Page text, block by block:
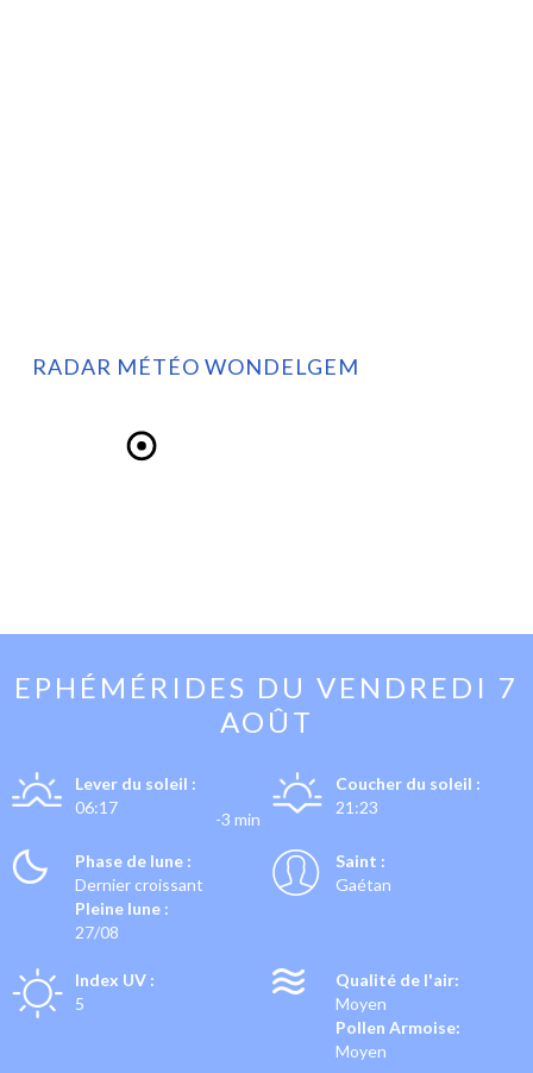
RADAR MÉTÉO WONDELGEM
EPHÉMÉRIDES DU VENDREDI 7
AOÛT
Lever du soleil :
06:17
-3 min
Coucher du soleil :
21:23
Phase de lune :
Dernier croissant
Pleine lune :
27/08
Saint :
Gaétan
Index UV :
5
Qualité de l'air:
Moyen
Pollen Armoise:
Moyen